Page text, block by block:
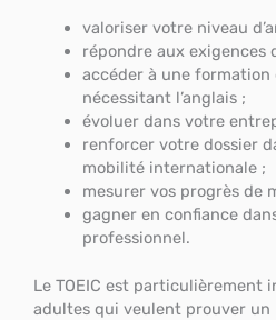
valoriser votre niveau
répondre aux exigences
accéder à une formation
nécessitant l’anglais ;
évoluer dans votre
renforcer votre dossier
mobilité internationale ;
mesurer vos progrès de
gagner en confiance
professionnel.
Le TOEIC est particulièrement
adultes qui veulent prouver un